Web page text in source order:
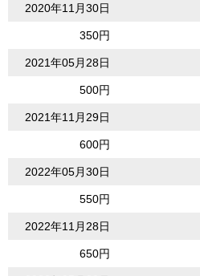
2020年11月30日
350円
2021年05月28日
500円
2021年11月29日
600円
2022年05月30日
550円
2022年11月28日
650円